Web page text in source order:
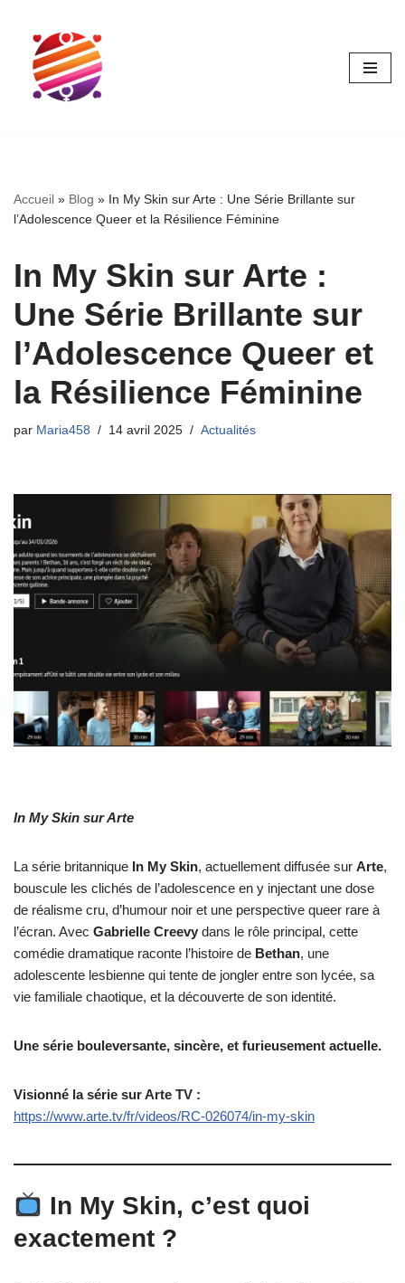
Aller
contenu
Accueil » Blog » In My Skin sur Arte : Une Série Brillante sur
l’Adolescence Queer et la Résilience Féminine
In My Skin sur Arte :
Une Série Brillante sur
l’Adolescence Queer et
la Résilience Féminine
par Maria458 14 avril 2025 Actualités
In My Skin sur Arte
La série britannique In My Skin, actuellement diffusée sur Arte,
bouscule les clichés de l’adolescence en y injectant une dose
de réalisme cru, d’humour noir et une perspective queer rare à
l’écran. Avec Gabrielle Creevy dans le rôle principal, cette
comédie dramatique raconte l’histoire de Bethan, une
adolescente lesbienne qui tente de jongler entre son lycée, sa
vie familiale chaotique, et la découverte de son identité.
Une série bouleversante, sincère, et furieusement actuelle.
Visionné la série sur Arte TV :
https://www.arte.tv/fr/videos/RC-026074/in-my-skin
In My Skin, c’est quoi
exactement ?